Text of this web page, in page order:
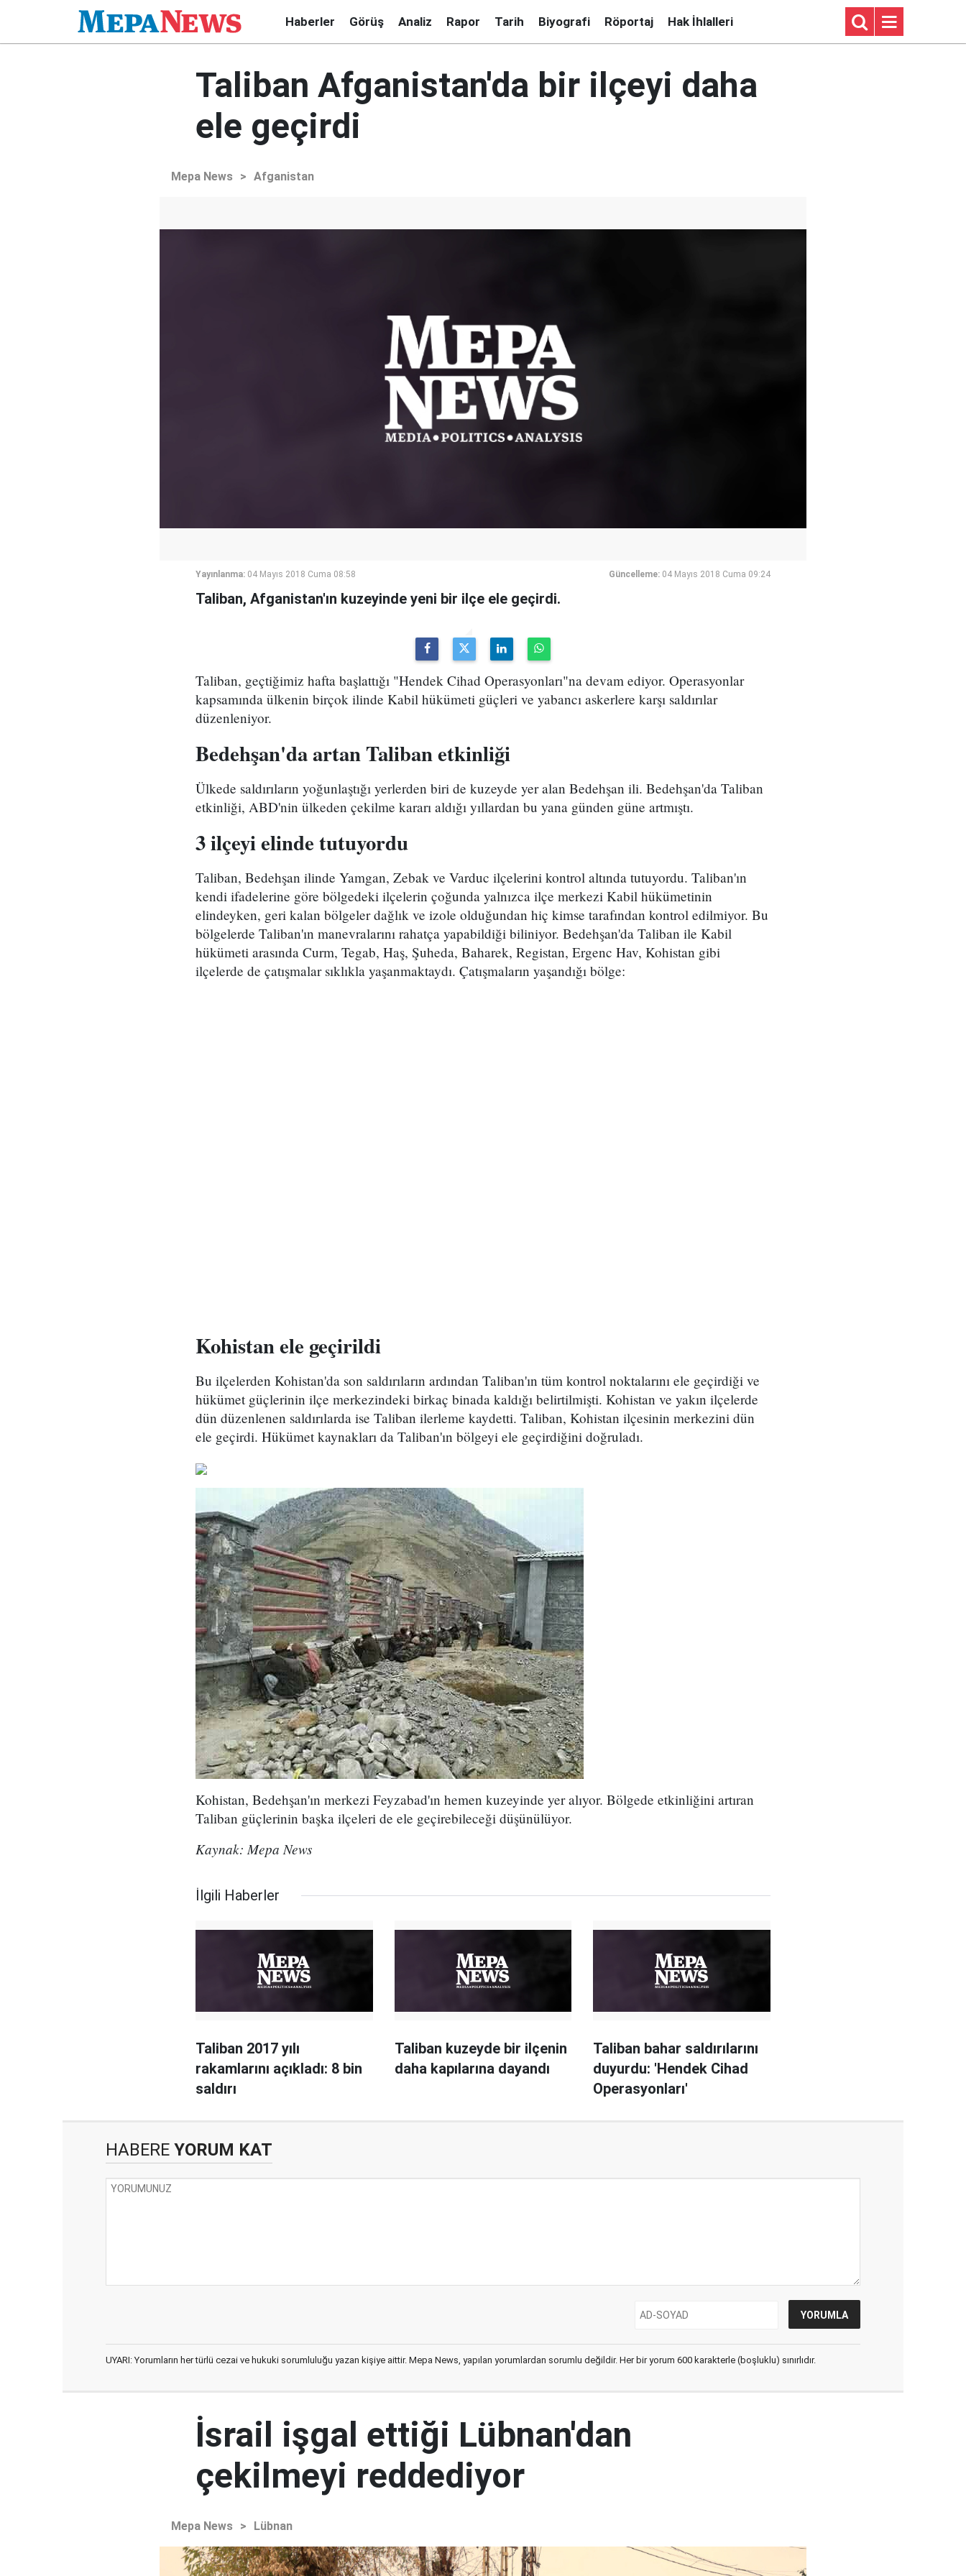
Haberler Görüş Analiz Rapor Tarih Biyografi Röportaj Hak İhlalleri
Taliban Afganistan'da bir ilçeyi daha
ele geçirdi
Mepa News > Afganistan
Yayınlanma: 04 Mayıs 2018 Cuma 08:58 Güncelleme: 04 Mayıs 2018 Cuma 09:24
Taliban, Afganistan'ın kuzeyinde yeni bir ilçe ele geçirdi.
Taliban, geçtiğimiz hafta başlattığı "Hendek Cihad Operasyonları"na devam ediyor. Operasyonlar
kapsamında ülkenin birçok ilinde Kabil hükümeti güçleri ve yabancı askerlere karşı saldırılar
düzenleniyor.
Bedehşan'da artan Taliban etkinliği
Ülkede saldırıların yoğunlaştığı yerlerden biri de kuzeyde yer alan Bedehşan ili. Bedehşan'da Taliban
etkinliği, ABD'nin ülkeden çekilme kararı aldığı yıllardan bu yana günden güne artmıştı.
3 ilçeyi elinde tutuyordu
Taliban, Bedehşan ilinde Yamgan, Zebak ve Varduc ilçelerini kontrol altında tutuyordu. Taliban'ın
kendi ifadelerine göre bölgedeki ilçelerin çoğunda yalnızca ilçe merkezi Kabil hükümetinin
elindeyken, geri kalan bölgeler dağlık ve izole olduğundan hiç kimse tarafından kontrol edilmiyor. Bu
bölgelerde Taliban'ın manevralarını rahatça yapabildiği biliniyor. Bedehşan'da Taliban ile Kabil
hükümeti arasında Curm, Tegab, Haş, Şuheda, Baharek, Registan, Ergenc Hav, Kohistan gibi
ilçelerde de çatışmalar sıklıkla yaşanmaktaydı. Çatışmaların yaşandığı bölge:
Kohistan ele geçirildi
Bu ilçelerden Kohistan'da son saldırıların ardından Taliban'ın tüm kontrol noktalarını ele geçirdiği ve
hükümet güçlerinin ilçe merkezindeki birkaç binada kaldığı belirtilmişti. Kohistan ve yakın ilçelerde
dün düzenlenen saldırılarda ise Taliban ilerleme kaydetti. Taliban, Kohistan ilçesinin merkezini dün
ele geçirdi. Hükümet kaynakları da Taliban'ın bölgeyi ele geçirdiğini doğruladı.
Kohistan, Bedehşan'ın merkezi Feyzabad'ın hemen kuzeyinde yer alıyor. Bölgede etkinliğini artıran
Taliban güçlerinin başka ilçeleri de ele geçirebileceği düşünülüyor.
Kaynak: Mepa News
İlgili Haberler
Taliban 2017 yılı
rakamlarını açıkladı: 8 bin
saldırı
Taliban kuzeyde bir ilçenin
daha kapılarına dayandı
Taliban bahar saldırılarını
duyurdu: 'Hendek Cihad
Operasyonları'
HABERE YORUM KAT
UYARI: Yorumların her türlü cezai ve hukuki sorumluluğu yazan kişiye aittir. Mepa News, yapılan yorumlardan sorumlu değildir. Her bir yorum 600 karakterle (boşluklu) sınırlıdır.
İsrail işgal ettiği Lübnan'dan
çekilmeyi reddediyor
Mepa News > Lübnan